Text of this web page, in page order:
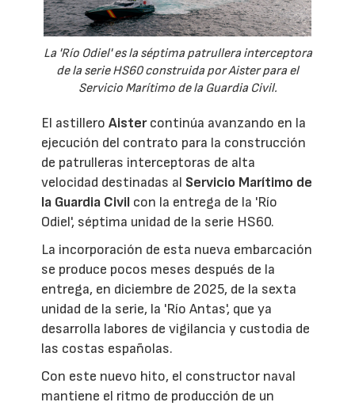
La 'Río Odiel' es la séptima patrullera interceptora
de la serie HS60 construida por Aister para el
Servicio Marítimo de la Guardia Civil.
El astilleroAistercontinúa avanzando en la
ejecución del contrato para la construcción
de patrulleras interceptoras de alta
velocidad destinadas al Servicio Marítimo de
la Guardia Civil con la entrega de la 'Río
Odiel', séptima unidad de la serie HS60.
La incorporación de esta nueva embarcación
se produce pocos meses después de la
entrega, en diciembre de 2025, de la sexta
unidad de la serie, la 'Río Antas', que ya
desarrolla labores de vigilancia y custodia de
las costas españolas.
Con este nuevo hito, el constructor naval
mantiene el ritmo de producción de un